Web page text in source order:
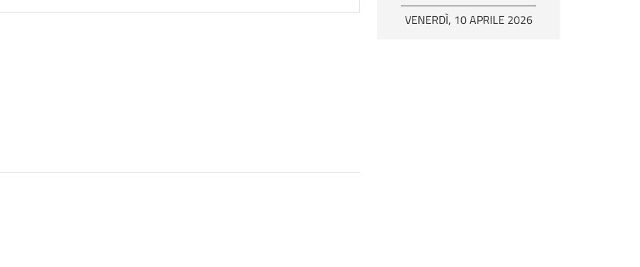
VENERDÌ, 10 APRILE 2026